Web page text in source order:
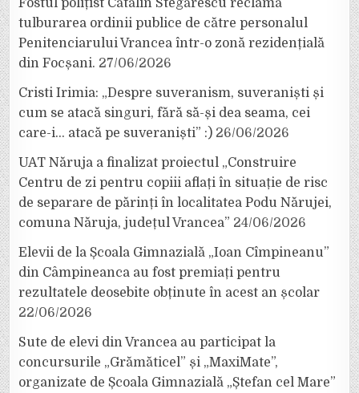
Fostul polițist Cătălin Stegărescu reclamă
tulburarea ordinii publice de către personalul
Penitenciarului Vrancea într-o zonă rezidențială
din Focșani. 27/06/2026
Cristi Irimia: „Despre suveranism, suveraniști și
cum se atacă singuri, fără să-și dea seama, cei
care-i… atacă pe suveraniști” :) 26/06/2026
UAT Năruja a finalizat proiectul „Construire
Centru de zi pentru copiii aflați în situație de risc
de separare de părinți în localitatea Podu Nărujei,
comuna Năruja, județul Vrancea” 24/06/2026
Elevii de la Școala Gimnazială „Ioan Cîmpineanu”
din Câmpineanca au fost premiați pentru
rezultatele deosebite obținute în acest an școlar
22/06/2026
Sute de elevi din Vrancea au participat la
concursurile „Grămăticel” și „MaxiMate”,
organizate de Școala Gimnazială „Ștefan cel Mare”